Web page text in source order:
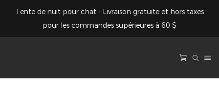
Tente de nuit pour chat - Livraison gratuite et hors taxes
pour les commandes supérieures à 60 $